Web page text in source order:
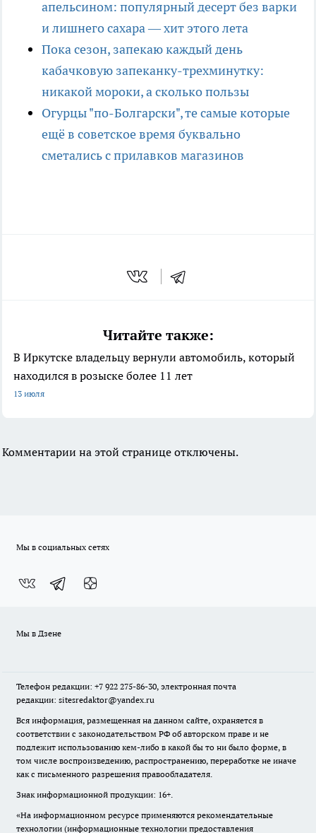
апельсином: популярный десерт без варки
и лишнего сахара — хит этого лета
Пока сезон, запекаю каждый день
кабачковую запеканку-трехминутку:
никакой мороки, а сколько пользы
Огурцы "по-Болгарски", те самые которые
ещё в советское время буквально
сметались с прилавков магазинов
Читайте также:
В Иркутске владельцу вернули автомобиль, который
находился в розыске более 11 лет
13 июля
Комментарии на этой странице отключены.
Мы в социальных сетях
Мы в Дзене
Телефон редакции: +7 922 275-86-30, электронная почта
редакции: sitesredaktor@yandex.ru
Вся информация, размещенная на данном сайте, охраняется в
соответствии с законодательством РФ об авторском праве и не
подлежит использованию кем-либо в какой бы то ни было форме, в
том числе воспроизведению, распространению, переработке не иначе
как с письменного разрешения правообладателя.
Знак информационной продукции: 16+.
«На информационном ресурсе применяются рекомендательные
технологии (информационные технологии предоставления